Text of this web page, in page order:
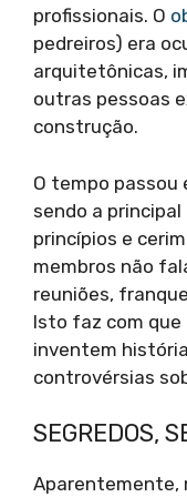
profissionais. O
pedreiros) era
arquitetônicas,
outras pessoas
construção.
O tempo passou
sendo a
princípios e
membros não
reuniões,
Isto faz com
inventem
controvérsias
SEGREDOS,
Aparentemente,